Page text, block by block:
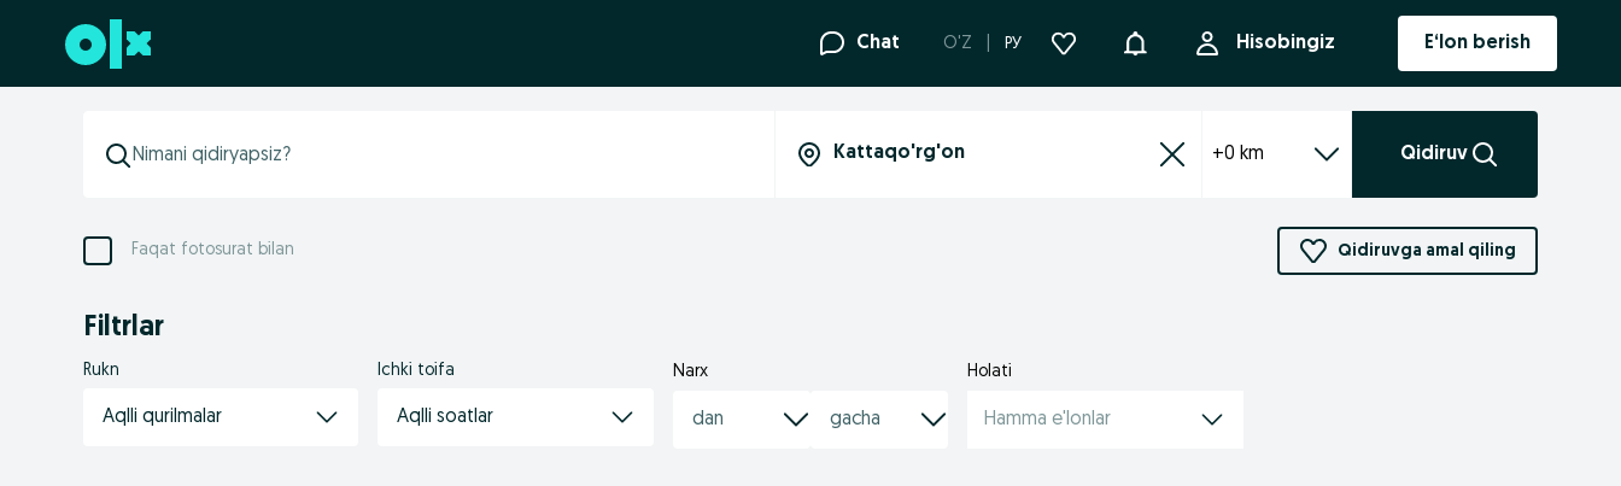
Futerga oʻtish Chat O'Z РУ Bildirishnoma Hisobingiz E‘lon berish
+0 km Qidiruv
Faqat fotosurat bilan Qidiruvga amal qiling
Filtrlar
Rukn
Aqlli qurilmalar
Ichki toifa
Aqlli soatlar
Narx Holati
Hamma e'lonlar